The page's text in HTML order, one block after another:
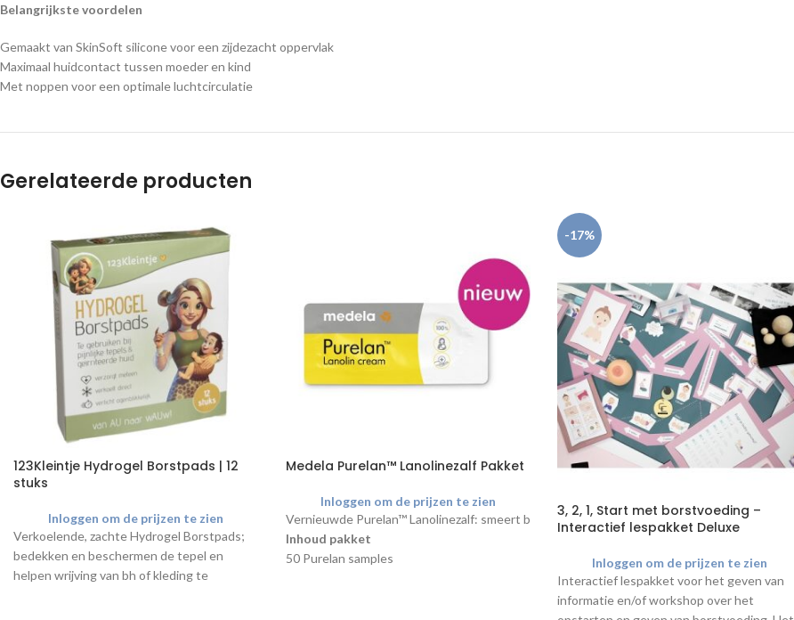
Belangrijkste voordelen
Gemaakt van SkinSoft silicone voor een zijdezacht oppervlak
Maximaal huidcontact tussen moeder en kind
Met noppen voor een optimale luchtcirculatie
Gerelateerde producten
123Kleintje Hydrogel Borstpads | 12
stuks
Inloggen om de prijzen te zien
Verkoelende, zachte Hydrogel Borstpads;
bedekken en beschermen de tepel en
helpen wrijving van bh of kleding te
Medela Purelan™ Lanolinezalf Pakket
Inloggen om de prijzen te zien
Vernieuwde Purelan™ Lanolinezalf: smeert beter, werkt langer.
Inhoud pakket
50 Purelan samples
-17%
3, 2, 1, Start met borstvoeding –
Interactief lespakket Deluxe
Inloggen om de prijzen te zien
Interactief lespakket voor het geven van
informatie en/of workshop over het